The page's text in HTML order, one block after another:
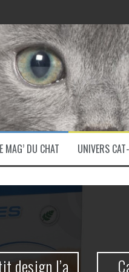
MAG’ DU CHAT UNIVERS
design l’a